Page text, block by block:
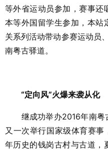
等外省运动员参加，赛事还
本等外国留学生参加，本站
关系列活动带动参赛运动员
南粤古驿道。
“定向风”火爆来袭从化
继成功举办2016年南粤
又一次举行国家级体育赛
年历史的钱岗古村与古道，